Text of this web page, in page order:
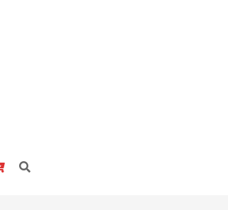
Search